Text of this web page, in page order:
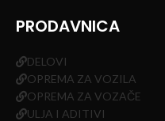
PRODAVNICA
DELOVI
OPREMA ZA VOZILA
OPREMA ZA VOZAČE
ULJA I ADITIVI